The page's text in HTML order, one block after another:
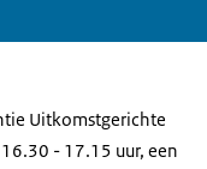
Uitkomstgerichte
- 17.15 uur, een